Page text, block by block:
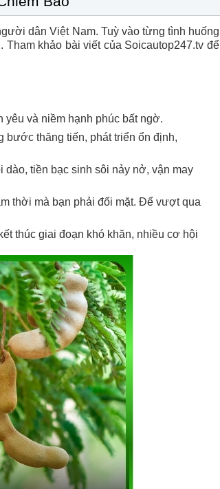
dân Việt Nam. Tuỳ vào từng tình huống
khảo bài viết của Soicautop247.tv để
và niềm hạnh phúc bất ngờ.
bước thăng tiến, phát triển ổn định,
dào, tiền bạc sinh sôi nảy nở, vận may
thời mà bạn phải đối mặt. Để vượt qua
thúc giai đoạn khó khăn, nhiều cơ hội